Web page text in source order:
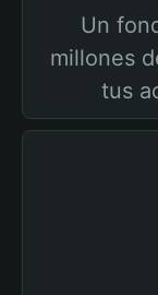
Un
millones
tus